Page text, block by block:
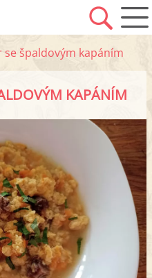
se špaldovým kapáním
KAPÁNÍM